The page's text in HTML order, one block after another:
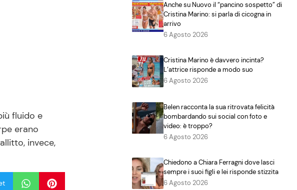
fluido e
erano
invece,
Anche su Nuovo il “pancino sospetto” di
Cristina Marino: si parla di cicogna in
arrivo
6 Agosto 2026
Cristina Marino è davvero incinta?
L’attrice risponde a modo suo
6 Agosto 2026
Belen racconta la sua ritrovata felicità
bombardando sui social con foto e
video: è troppo?
6 Agosto 2026
Chiedono a Chiara Ferragni dove lasci
sempre i suoi figli e lei risponde stizzita
6 Agosto 2026